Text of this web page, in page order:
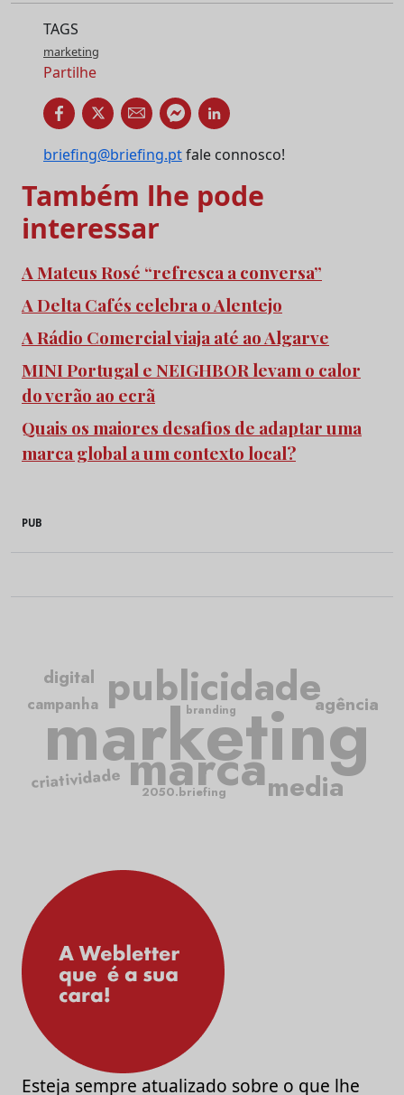
TAGS
marketing
Partilhe
briefing@briefing.ptfale connosco!
Também lhe pode
interessar
A Mateus Rosé “refresca a conversa”
A Delta Cafés celebra o Alentejo
A Rádio Comercial viaja até ao Algarve
MINI Portugal e NEIGHBOR levam o calor
do verão ao ecrã
Quais os maiores desafios de adaptar uma
marca global a um contexto local?
PUB
marketing
publicidade
marca
criatividade
campanha
media
agência
digital
2050.briefing
branding
Esteja sempre atualizado sobre o que lhe